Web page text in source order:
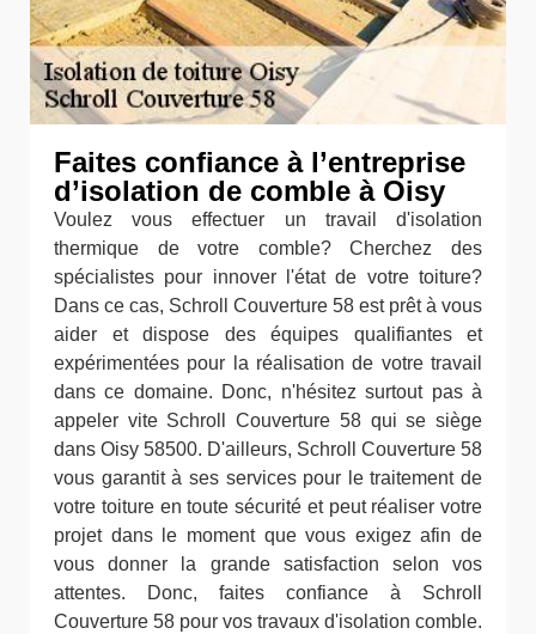
Faites confiance à l’entreprise
d’isolation de comble à Oisy
Voulez vous effectuer un travail d'isolation
thermique de votre comble? Cherchez des
spécialistes pour innover l'état de votre toiture?
Dans ce cas, Schroll Couverture 58 est prêt à vous
aider et dispose des équipes qualifiantes et
expérimentées pour la réalisation de votre travail
dans ce domaine. Donc, n'hésitez surtout pas à
appeler vite Schroll Couverture 58 qui se siège
dans Oisy 58500. D'ailleurs, Schroll Couverture 58
vous garantit à ses services pour le traitement de
votre toiture en toute sécurité et peut réaliser votre
projet dans le moment que vous exigez afin de
vous donner la grande satisfaction selon vos
attentes. Donc, faites confiance à Schroll
Couverture 58 pour vos travaux d'isolation comble.